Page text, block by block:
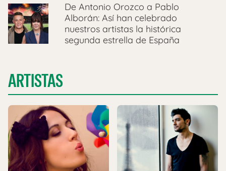
De Antonio Orozco a Pablo
Alborán: Así han celebrado
nuestros artistas la histórica
segunda estrella de España
ARTISTAS